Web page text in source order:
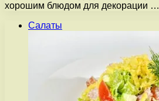
хорошим блюдом для декорации …
Салаты